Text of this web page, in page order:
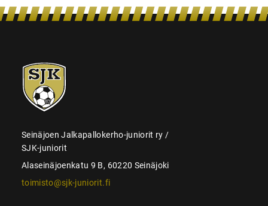
SJK-
juniorit
Seinäjoen Jalkapallokerho-juniorit ry /
SJK-juniorit
Alaseinäjoenkatu 9 B, 60220 Seinäjoki
toimisto@sjk-juniorit.fi